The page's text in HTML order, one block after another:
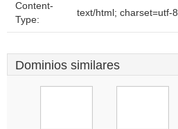
Content-
Type:
text/html; charset=utf-8
Dominios similares